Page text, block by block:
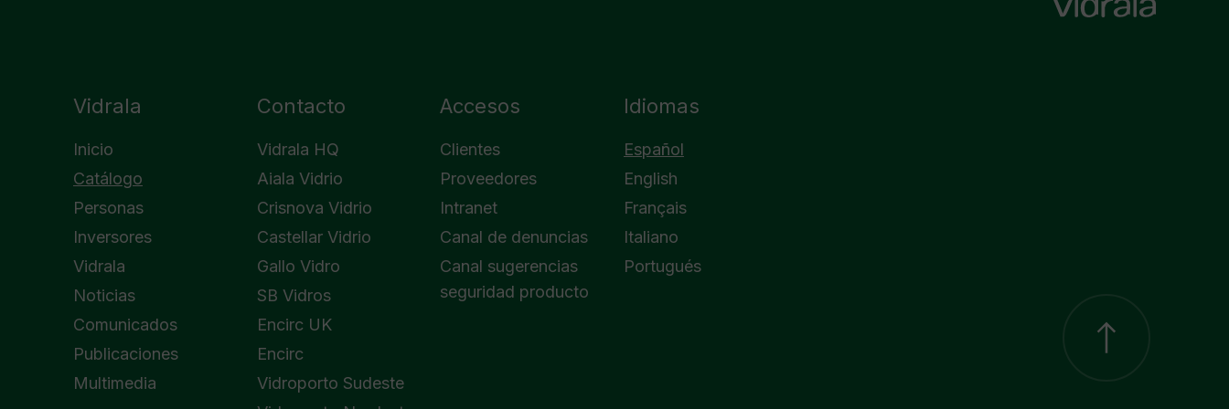
Vidrala
Inicio
Catálogo
Personas
Inversores
Vidrala
Noticias
Comunicados
Publicaciones
Multimedia
Contacto
Vidrala HQ
Aiala Vidrio
Crisnova Vidrio
Castellar Vidrio
Gallo Vidro
SB Vidros
Encirc UK
Encirc
Vidroporto Sudeste
Accesos
Clientes
Proveedores
Intranet
Canal de denuncias
Canal sugerencias
seguridad producto
Idiomas
Español
English
Français
Italiano
Portugués